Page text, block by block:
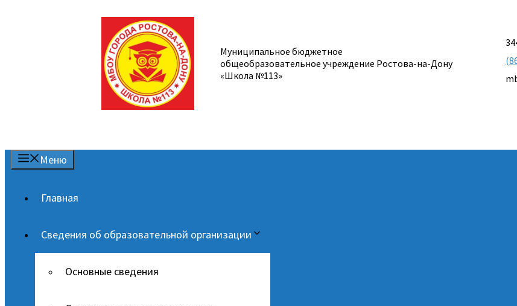
Муниципальное бюджетное
общеобразовательное учреждение Ростова-на-Дону
«Школа №113»
Меню
Главная
Сведения об образовательной организации
Основные сведения